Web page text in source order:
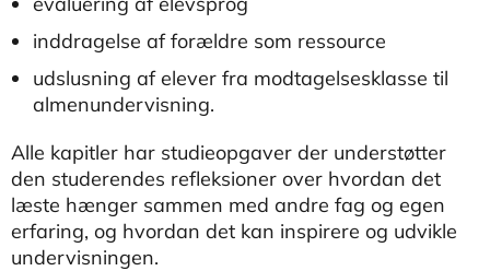
inddragelse af forældre som ressource
udslusning af elever fra modtagelsesklasse til
almenundervisning.
Alle kapitler har studieopgaver der understøtter
den studerendes refleksioner over hvordan det
læste hænger sammen med andre fag og egen
erfaring, og hvordan det kan inspirere og udvikle
undervisningen.